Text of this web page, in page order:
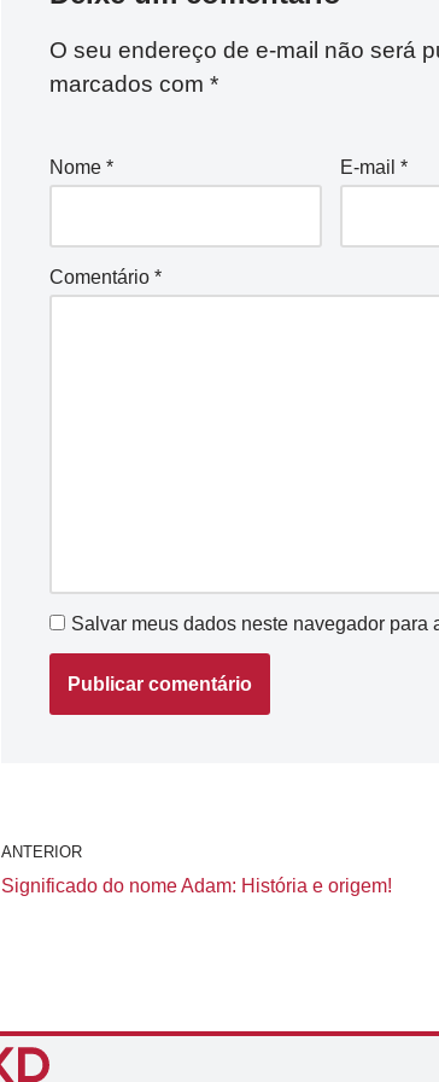
O seu endereço de e-mail não será
marcados com *
Nome * E-mail *
Comentário *
Salvar meus dados neste navegador para
ANTERIOR
Significado do nome Adam: História e origem!